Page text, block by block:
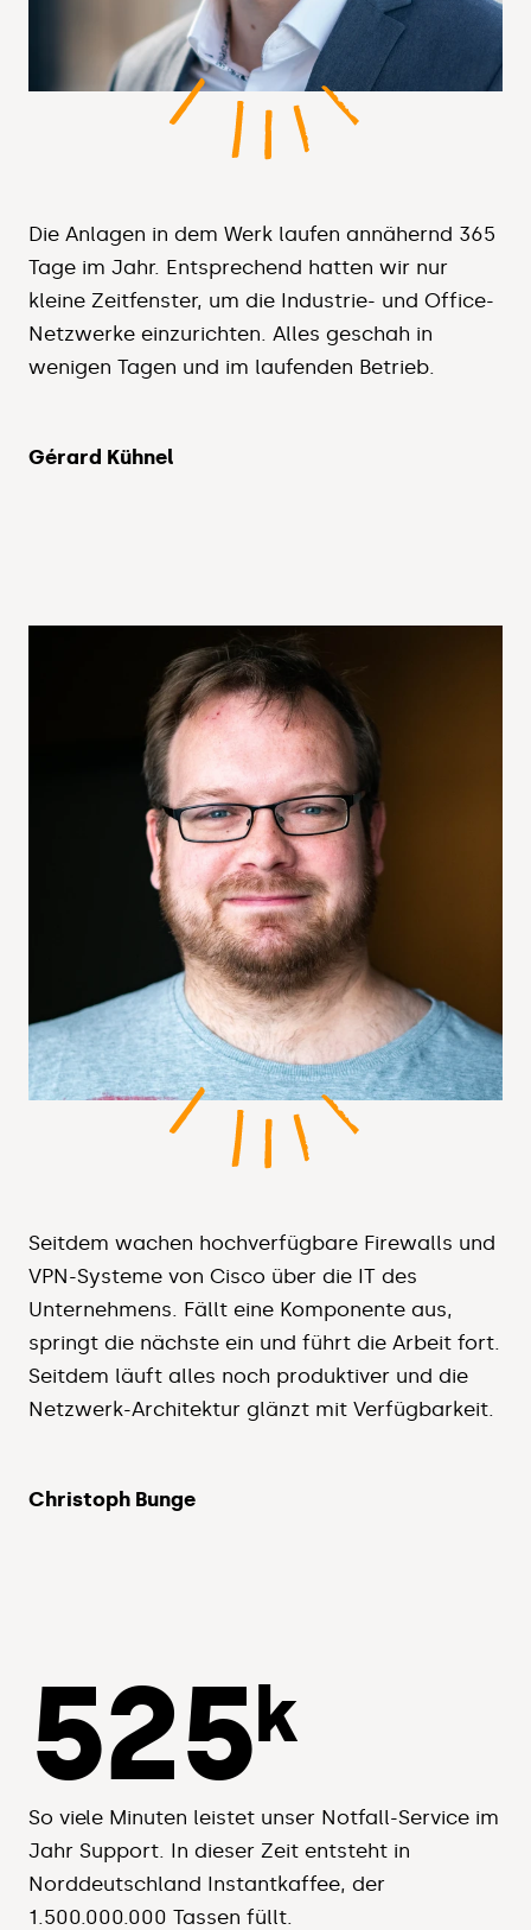
Die Anlagen in dem Werk laufen annähernd 365
Tage im Jahr. Entsprechend hatten wir nur
kleine Zeitfenster, um die Industrie- und Office-
Netzwerke einzurichten. Alles geschah in
wenigen Tagen und im laufenden Betrieb.
Gérard Kühnel
Seitdem wachen hochverfügbare Firewalls und
VPN-Systeme von Cisco über die IT des
Unternehmens. Fällt eine Komponente aus,
springt die nächste ein und führt die Arbeit fort.
Seitdem läuft alles noch produktiver und die
Netzwerk-Architektur glänzt mit Verfügbarkeit.
Christoph Bunge
525k
So viele Minuten leistet unser Notfall-Service im
Jahr Support. In dieser Zeit entsteht in
Norddeutschland Instantkaffee, der
1.500.000.000 Tassen füllt.